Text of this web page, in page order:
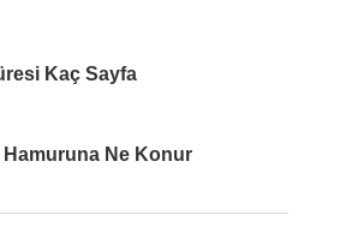
Kaç Sayfa
Hamuruna Ne Konur